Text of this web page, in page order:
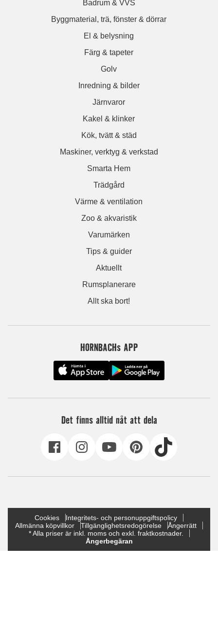
Badrum & VVS
Byggmaterial, trä, fönster & dörrar
El & belysning
Färg & tapeter
Golv
Inredning & bilder
Järnvaror
Kakel & klinker
Kök, tvätt & städ
Maskiner, verktyg & verkstad
Smarta Hem
Trädgård
Värme & ventilation
Zoo & akvaristik
Varumärken
Tips & guider
Aktuellt
Rumsplanerare
Allt ska bort!
HORNBACHs APP
Det finns alltid nåt att dela
Cookies
Integritets- och personuppgiftspolicy
Allmänna köpvillkor
Tillgänglighetsredogörelse
Ångerrätt
* Alla priser är inkl. moms och exkl. fraktkostnader.
Ångerbegäran